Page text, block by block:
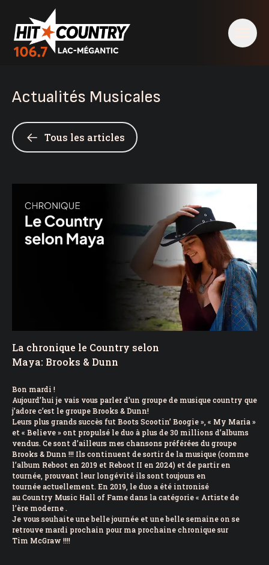
Actualités Musicales
Tous les articles
La chronique le Country selon
Maya: Brooks & Dunn
Bon mardi !
Aujourd’hui je vais vous parler d’un groupe de musique country que
j’adore c’est le groupe Brooks & Dunn!
Leurs plus grands succès fut Boots Scootin’ Boogie », « My Maria »
et « Believe » ont propulsé le duo à plus de 30 millions d’albums
vendus. Ce sont d’ailleurs mes chansons préférées du groupe
Brooks & Dunn !!! Ils continuent de sortir de la musique (comme
l’album Reboot en 2019 et Reboot II en 2024) et de partir en
tournée, prouvant leur longévité ils sont toujours en
tournée actuellement. En 2019, le duo a été intronisé
au Country Music Hall of Fame dans la catégorie « Artiste de
l’ère moderne .
Je vous souhaite une belle journée et une belle semaine on se
retrouve mardi prochain pour ma prochaine chronique sur
Tim McGraw !!!!